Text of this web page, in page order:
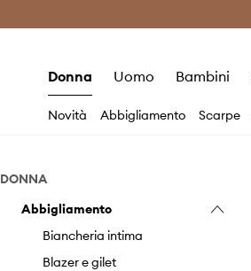
Donna Uomo Bambini
Novità Abbigliamento Scarpe
DONNA
Abbigliamento
Biancheria intima
Blazer e gilet